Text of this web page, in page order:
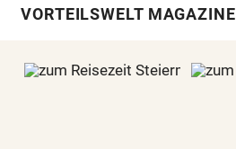
VORTEILSWELT MAGAZINE